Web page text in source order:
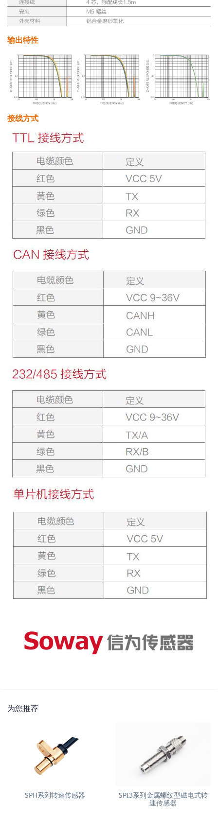
输出特性
接线方式
为您推荐
SPH系列转速传感器
SPI3系列金属螺纹型磁电式转
速传感器